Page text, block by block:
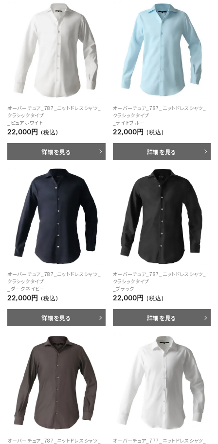
オーバーチュア_787_ニットドレスシャツ_
クラシックタイプ
_ピュアホワイト
22,000円 (税込)
詳細を見る
オーバーチュア_787_ニットドレスシャツ_
クラシックタイプ
_ライトブルー
22,000円 (税込)
詳細を見る
オーバーチュア_787_ニットドレスシャツ_
クラシックタイプ
_ダークネイビー
22,000円 (税込)
詳細を見る
オーバーチュア_787_ニットドレスシャツ_
クラシックタイプ
_ブラック
22,000円 (税込)
詳細を見る
オーバーチュア_787_ニットドレスシャツ_
オーバーチュア_777_ニットドレスシャツ_